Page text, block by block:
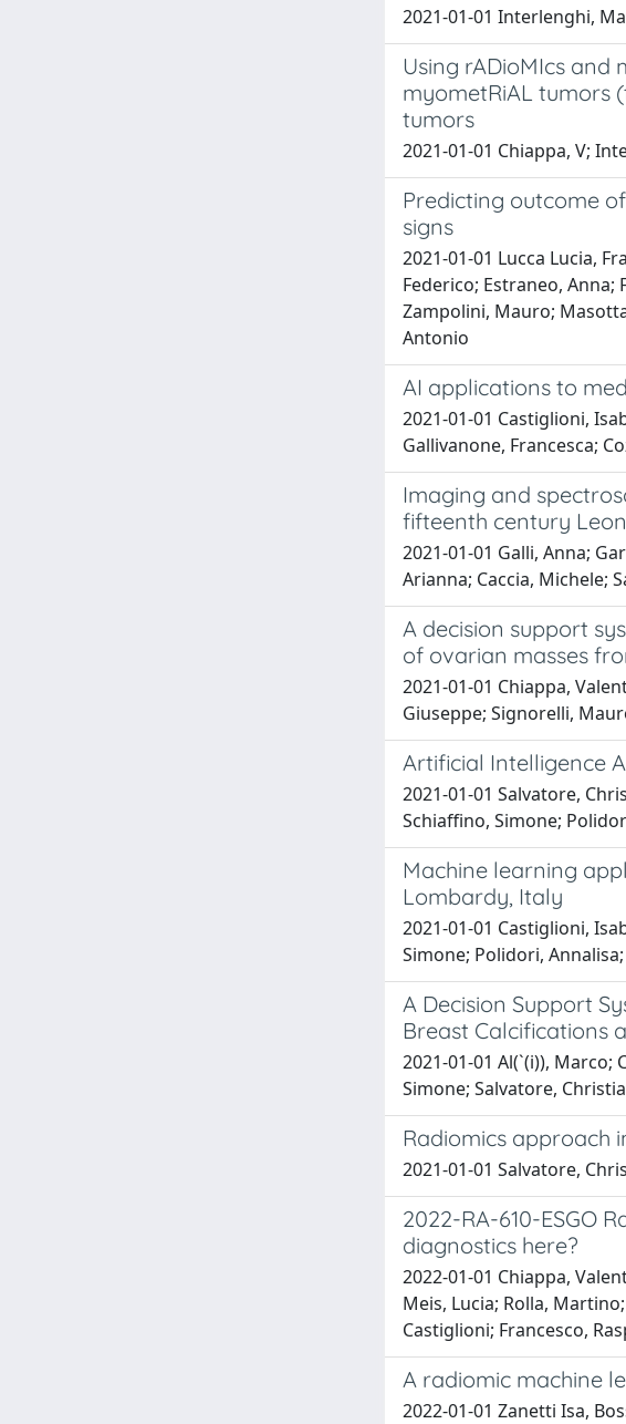
2021-01-01 Interlenghi,
Using rADioMIcs
myometRiAL tumors
tumors
2021-01-01 Chiappa, V;
Predicting outcome
signs
2021-01-01 Lucca Lucia,
Federico; Estraneo, Anna;
Zampolini, Mauro;
Antonio
AI applications to
2021-01-01 Castiglioni,
Gallivanone, Francesca;
Imaging and
fifteenth century
2021-01-01 Galli, Anna;
Arianna; Caccia, Michele;
A decision support
of ovarian masses
2021-01-01 Chiappa,
Giuseppe; Signorelli,
Artificial Intelligence
2021-01-01 Salvatore,
Schiaffino, Simone;
Machine learning
Lombardy, Italy
2021-01-01 Castiglioni,
Simone; Polidori,
A Decision Support
Breast Calcifications
2021-01-01 Al(`(i)),
Simone; Salvatore,
Radiomics approach
2021-01-01 Salvatore,
2022-RA-610-ESGO
diagnostics here?
2022-01-01 Chiappa,
Meis, Lucia; Rolla,
Castiglioni; Francesco,
A radiomic machine
2022-01-01 Zanetti Isa,